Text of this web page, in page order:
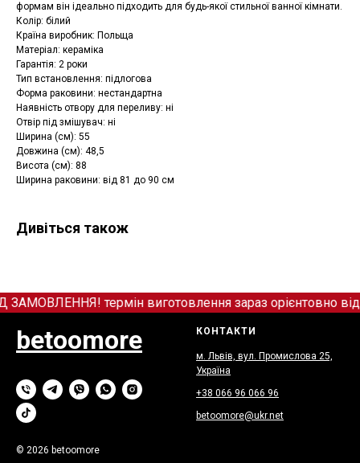
формам він ідеально підходить для будь-якої стильної ванної кімнати.
Колір: білий
Країна виробник: Польща
Матеріал: кераміка
Гарантія: 2 роки
Тип встановлення: підлогова
Форма раковини: нестандартна
Наявність отвору для переливу: ні
Отвір під змішувач: ні
Ширина (см): 55
Довжина (см): 48,5
Висота (см): 88
Ширина раковини: від 81 до 90 см
Дивіться також
термін виготовлення зараз орієнтовно від
betoomore
© 2026 betoomore
КОНТАКТИ
м. Львів, вул. Промислова 25,
Україна
+38 066 96 066 96
betoomore@ukr.net